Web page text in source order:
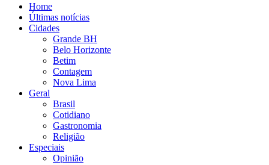
Home
Últimas notícias
Cidades
Grande BH
Belo Horizonte
Betim
Contagem
Nova Lima
Geral
Brasil
Cotidiano
Gastronomia
Religião
Especiais
Opinião